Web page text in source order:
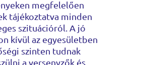
megfelelően
tájékoztatva minden
szituációról. A jó
kívül az egyesületben
szinten tudnak
a versenyzők és